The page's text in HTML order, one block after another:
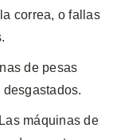
correa, o fallas
de pesas
Las máquinas de